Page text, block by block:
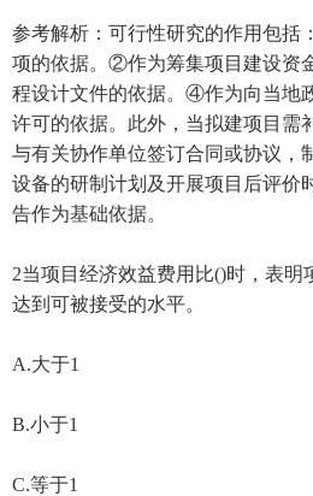
参考解析：可行性研究的作用包
项的依据。②作为筹集项目建设资
程设计文件的依据。④作为向当地
许可的依据。此外，当拟建项目需
与有关协作单位签订合同或协议，
设备的研制计划及开展项目后评价
告作为基础依据。
2当项目经济效益费用比()时，表明
达到可被接受的水平。
A.大于1
B.小于1
C.等于1